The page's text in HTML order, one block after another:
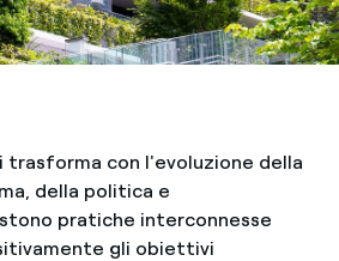
trasforma con l'evoluzione della
della politica e
pratiche interconnesse
gli obiettivi